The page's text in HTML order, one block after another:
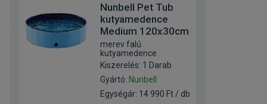
Nunbell Pet Tub
kutyamedence
Medium 120x30cm
merev falú
kutyamedence
Kiszerelés: 1 Darab
Gyártó: Nunbell
Egységár: 14 990 Ft / db